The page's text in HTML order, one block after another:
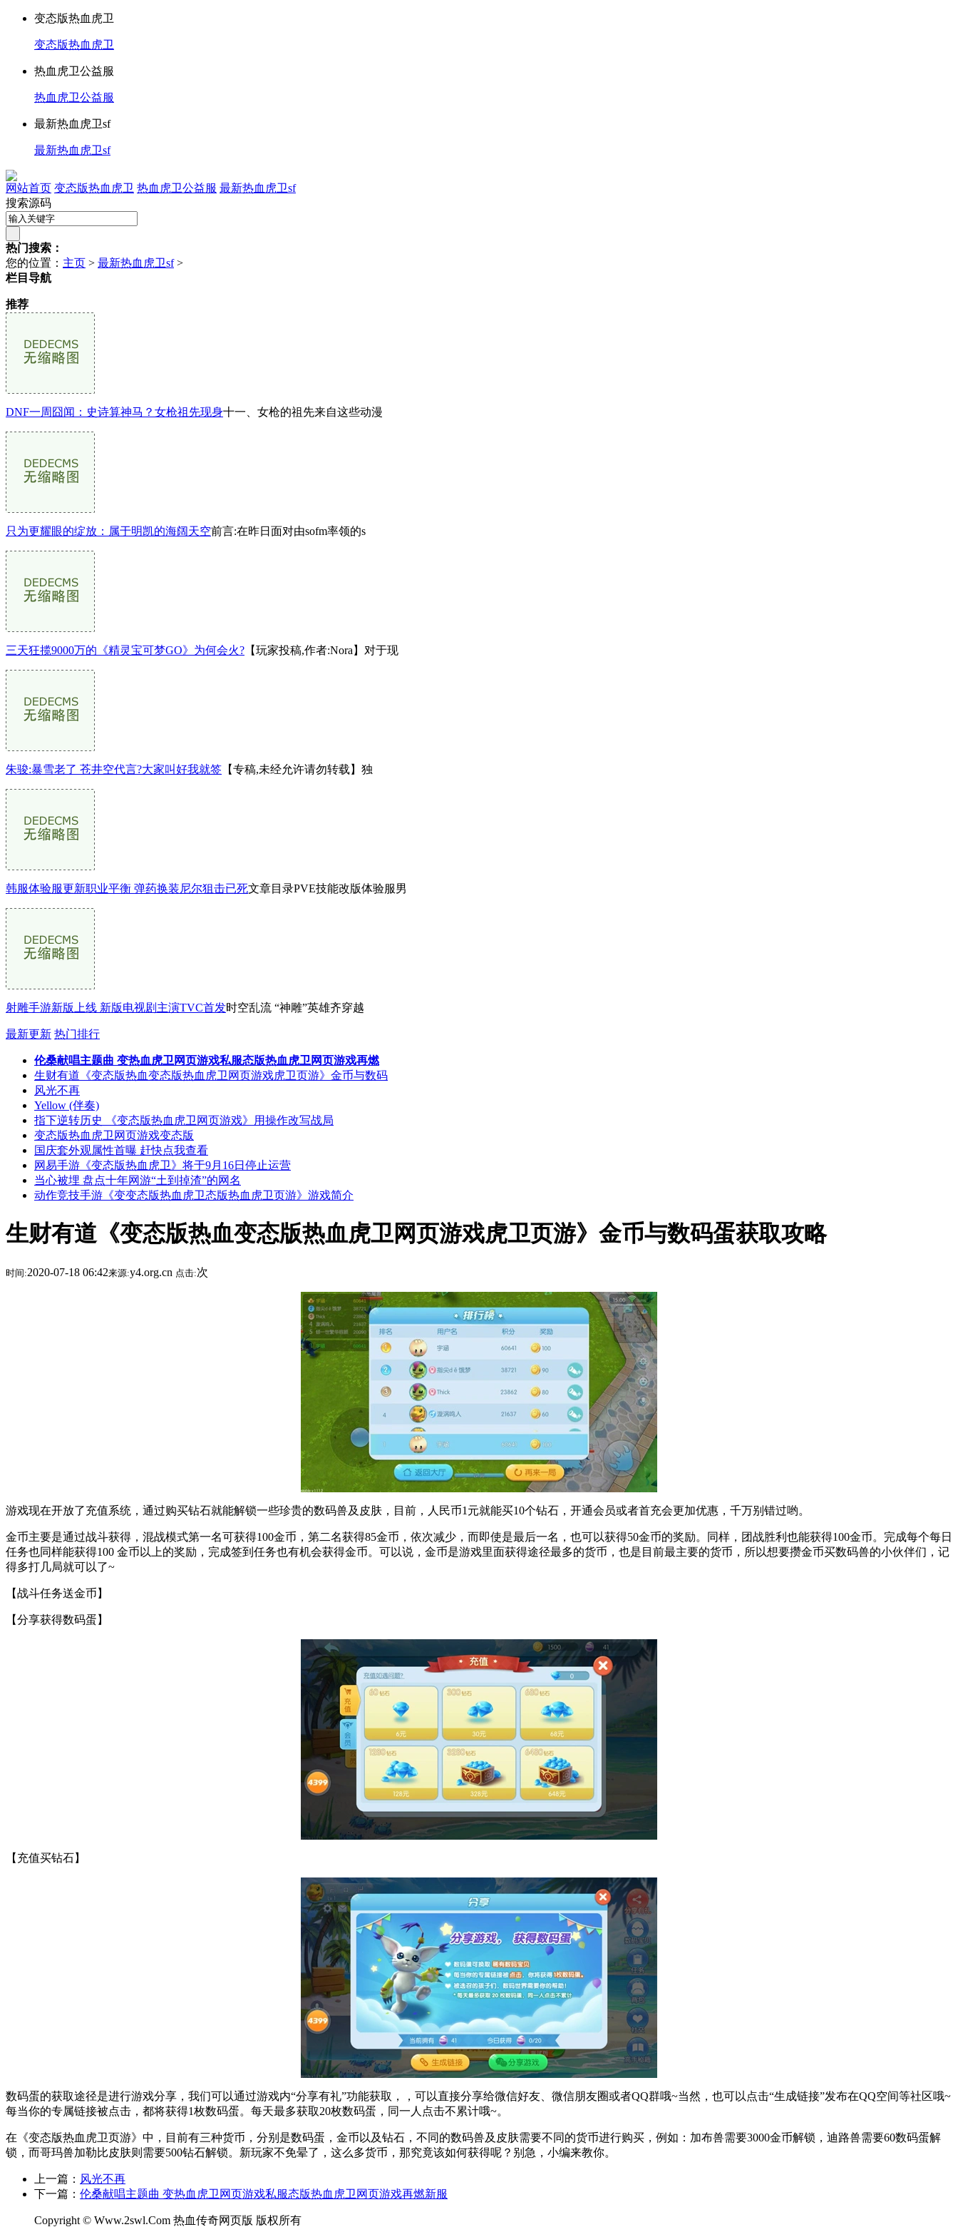
变态版热血虎卫
变态版热血虎卫
热血虎卫公益服
热血虎卫公益服
最新热血虎卫sf
最新热血虎卫sf
网站首页 变态版热血虎卫 热血虎卫公益服 最新热血虎卫sf
搜索源码
热门搜索：
您的位置： 主页 > 最新热血虎卫sf>
栏目导航
推荐
DNF一周囧闻：史诗算神马？女枪祖先现身十一、女枪的祖先来自这些动漫
只为更耀眼的绽放：属于明凯的海阔天空前言:在昨日面对由sofm率领的s
三天狂揽9000万的《精灵宝可梦GO》为何会火? 【玩家投稿,作者:Nora】对于现
朱骏:暴雪老了 苍井空代言?大家叫好我就签 【专稿,未经允许请勿转载】独
韩服体验服更新职业平衡 弹药换装尼尔狙击已死文章目录PVE技能改版体验服男
射雕手游新版上线 新版电视剧主演TVC首发时空乱流 “神雕”英雄齐穿越
最新更新 热门排行
伦桑献唱主题曲 变热血虎卫网页游戏私服态版热血虎卫网页游戏再燃
生财有道《变态版热血变态版热血虎卫网页游戏虎卫页游》金币与数码
风光不再
Yellow (伴奏)
指下逆转历史 《变态版热血虎卫网页游戏》用操作改写战局
变态版热血虎卫网页游戏变态版
国庆套外观属性首曝 赶快点我查看
网易手游《变态版热血虎卫》将于9月16日停止运营
当心被埋 盘点十年网游“土到掉渣”的网名
动作竞技手游《变变态版热血虎卫态版热血虎卫页游》游戏简介
生财有道《变态版热血变态版热血虎卫网页游戏虎卫页游》金币与数码蛋获取攻略
时间:2020-07-18 06:42来源:y4.org.cn 点击:次
游戏现在开放了充值系统，通过购买钻石就能解锁一些珍贵的数码兽及皮肤，目前，人民币1元就能买10个钻石，开通会员或者首充会更加优惠，千万别错过哟。
金币主要是通过战斗获得，混战模式第一名可获得100金币，第二名获得85金币，依次减少，而即使是最后一名，也可以获得50金币的奖励。同样，团战胜利也能获得100金币。完成每个每日
任务也同样能获得100 金币以上的奖励，完成签到任务也有机会获得金币。可以说，金币是游戏里面获得途径最多的货币，也是目前最主要的货币，所以想要攒金币买数码兽的小伙伴们，记
得多打几局就可以了~
【战斗任务送金币】
【分享获得数码蛋】
【充值买钻石】
数码蛋的获取途径是进行游戏分享，我们可以通过游戏内“分享有礼”功能获取，，可以直接分享给微信好友、微信朋友圈或者QQ群哦~当然，也可以点击“生成链接”发布在QQ空间等社区哦~
每当你的专属链接被点击，都将获得1枚数码蛋。每天最多获取20枚数码蛋，同一人点击不累计哦~。
在《变态版热血虎卫页游》中，目前有三种货币，分别是数码蛋，金币以及钻石，不同的数码兽及皮肤需要不同的货币进行购买，例如：加布兽需要3000金币解锁，迪路兽需要60数码蛋解
锁，而哥玛兽加勒比皮肤则需要500钻石解锁。新玩家不免晕了，这么多货币，那究竟该如何获得呢？别急，小编来教你。
上一篇： 风光不再
下一篇： 伦桑献唱主题曲 变热血虎卫网页游戏私服态版热血虎卫网页游戏再燃新服
Copyright © Www.2swl.Com 热血传奇网页版 版权所有